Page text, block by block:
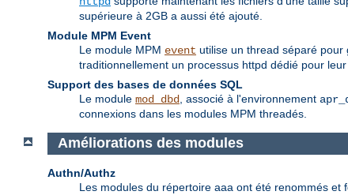
supérieure à 2GB a aussi été ajouté.
Module MPM Event
Le module MPM event utilise un thread séparé
traditionnellement un processus httpd dédié pour
Support des bases de données SQL
Le module mod_dbd , associé à l'environnement
connexions dans les modules MPM threadés.
Améliorations des modules
Authn/Authz
Les modules du répertoire aaa ont été renommés